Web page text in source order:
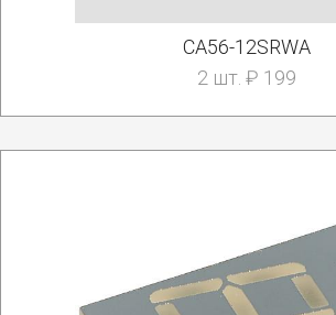
CA56-12SRWA
2 шт. ₽ 199